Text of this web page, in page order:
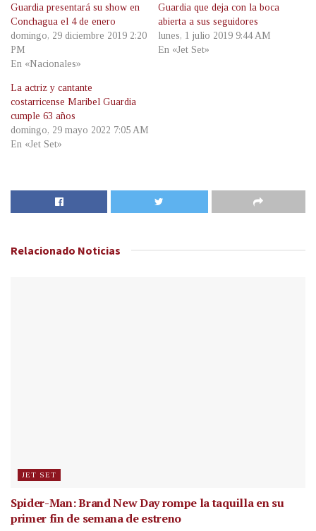
Guardia presentará su show en
Conchagua el 4 de enero
domingo, 29 diciembre 2019 2:20
PM
En «Nacionales»
Guardia que deja con la boca
abierta a sus seguidores
lunes, 1 julio 2019 9:44 AM
En «Jet Set»
La actriz y cantante
costarricense Maribel Guardia
cumple 63 años
domingo, 29 mayo 2022 7:05 AM
En «Jet Set»
Relacionado Noticias
JET SET
Spider-Man: Brand New Day rompe la taquilla en su
primer fin de semana de estreno